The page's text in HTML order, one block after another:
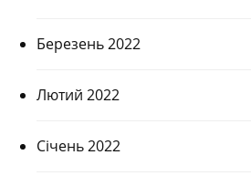
Березень 2022
Лютий 2022
Січень 2022